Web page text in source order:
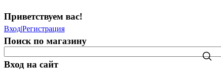
Приветствуем вас!
Вход|Регистрация
Поиск по магазину
Вход на сайт